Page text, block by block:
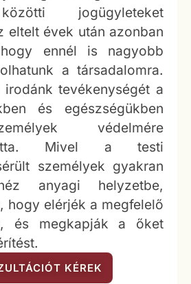
jogügyleteket
eltelt évek után azonban
ennél is nagyobb
a társadalomra.
tevékenységét a
és egészségükben
védelmére
Mivel a testi
személyek gyakran
anyagi helyzetbe,
hogy elérjék a megfelelő
és megkapják a őket
KÉREK